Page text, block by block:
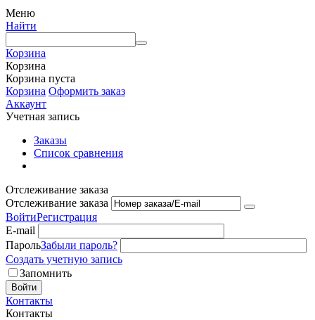
Меню
Найти
Корзина
Корзина
Корзина пуста
Корзина Оформить заказ
Аккаунт
Учетная запись
Заказы
Список сравнения
Отслеживание заказа
Отслеживание заказа
ВойтиРегистрация
E-mail
ПарольЗабыли пароль?
Создать учетную запись
Запомнить
Войти
Контакты
Контакты